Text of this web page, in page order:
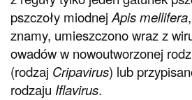
pszczoły miodnej Apis mellifera
znamy, umieszczono wraz z
owadów w nowoutworzonej
(rodzaj Cripavirus) lub
rodzaju Iflavirus.